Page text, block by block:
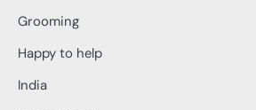
Grooming
Happy to help
India